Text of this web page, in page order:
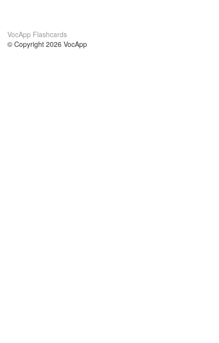
VocApp Flashcards
© Copyright 2026 VocApp